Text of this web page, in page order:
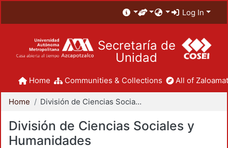
Log In
Secretaría de
Unidad
Home Communities & Collections All of
Home División de Ciencias Sociales y Humanidades
División de Ciencias Sociales y
Humanidades